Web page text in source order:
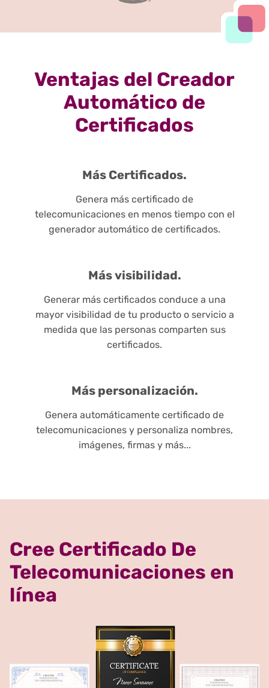
Ventajas del Creador
Automático de
Certificados
Más Certificados.
Genera más certificado de
telecomunicaciones en menos tiempo con el
generador automático de certificados.
Más visibilidad.
Generar más certificados conduce a una
mayor visibilidad de tu producto o servicio a
medida que las personas comparten sus
certificados.
Más personalización.
Genera automáticamente certificado de
telecomunicaciones y personaliza nombres,
imágenes, firmas y más...
Cree Certificado De
Telecomunicaciones en
línea